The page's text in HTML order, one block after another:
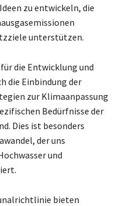
zu entwickeln, die
unterstützen.
die Entwicklung und
die Einbindung der
zur Klimaanpassung
Bedürfnisse der
Dies ist besonders
der uns
und
bieten